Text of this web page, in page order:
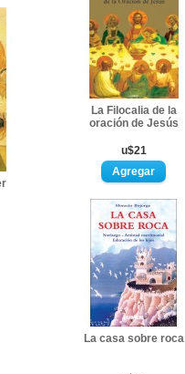
La Filocalia de la
oración de Jesús
u$21
La casa sobre roca